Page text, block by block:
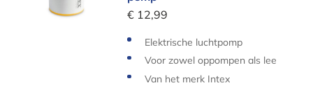
€ 12,99
Elektrische luchtpomp
Voor zowel oppompen als lee
glaten
Van het merk Intex